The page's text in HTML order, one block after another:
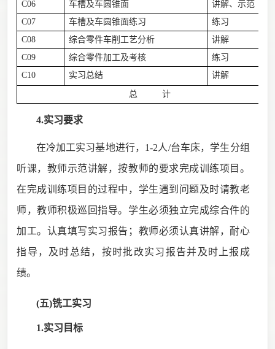
C06
车槽及车圆锥面
讲解、示范
C07
车槽及车圆锥面练习
练习
C08
综合零件车削工艺分析
讲解
C09
综合零件加工及考核
练习
C10
实习总结 讲解
总 计
4.实习要求
在冷加工实习基地进行， 1-2人/台车床，学生分组
听课，教师示范讲解，按教师的要求完成训练项目。
在完成训练项目的过程中，学生遇到问题及时请教老
师，教师积极巡回指导。学生必须独立完成综合件的
加工。认真填写实习报告；教师必须认真讲解，耐心
指导，及时总结，按时批改实习报告并及时上报成
绩。
(五)铣工实习
1.实习目标